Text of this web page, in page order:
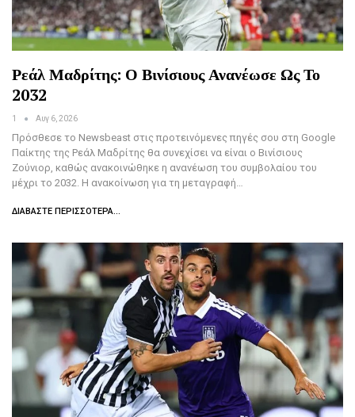
Ρεάλ Μαδρίτης: Ο Βινίσιους Ανανέωσε Ως Το
2032
1 Αυγ 6, 2026
Πρόσθεσε το Newsbeast στις προτεινόμενες πηγές σου στη Google
Παίκτης της Ρεάλ Μαδρίτης θα συνεχίσει να είναι ο Βινίσιους
Ζούνιορ, καθώς ανακοινώθηκε η ανανέωση του συμβολαίου του
μέχρι το 2032. Η ανακοίνωση για τη μεταγραφή…
ΔΙΑΒΆΣΤΕ ΠΕΡΙΣΣΌΤΕΡΑ...